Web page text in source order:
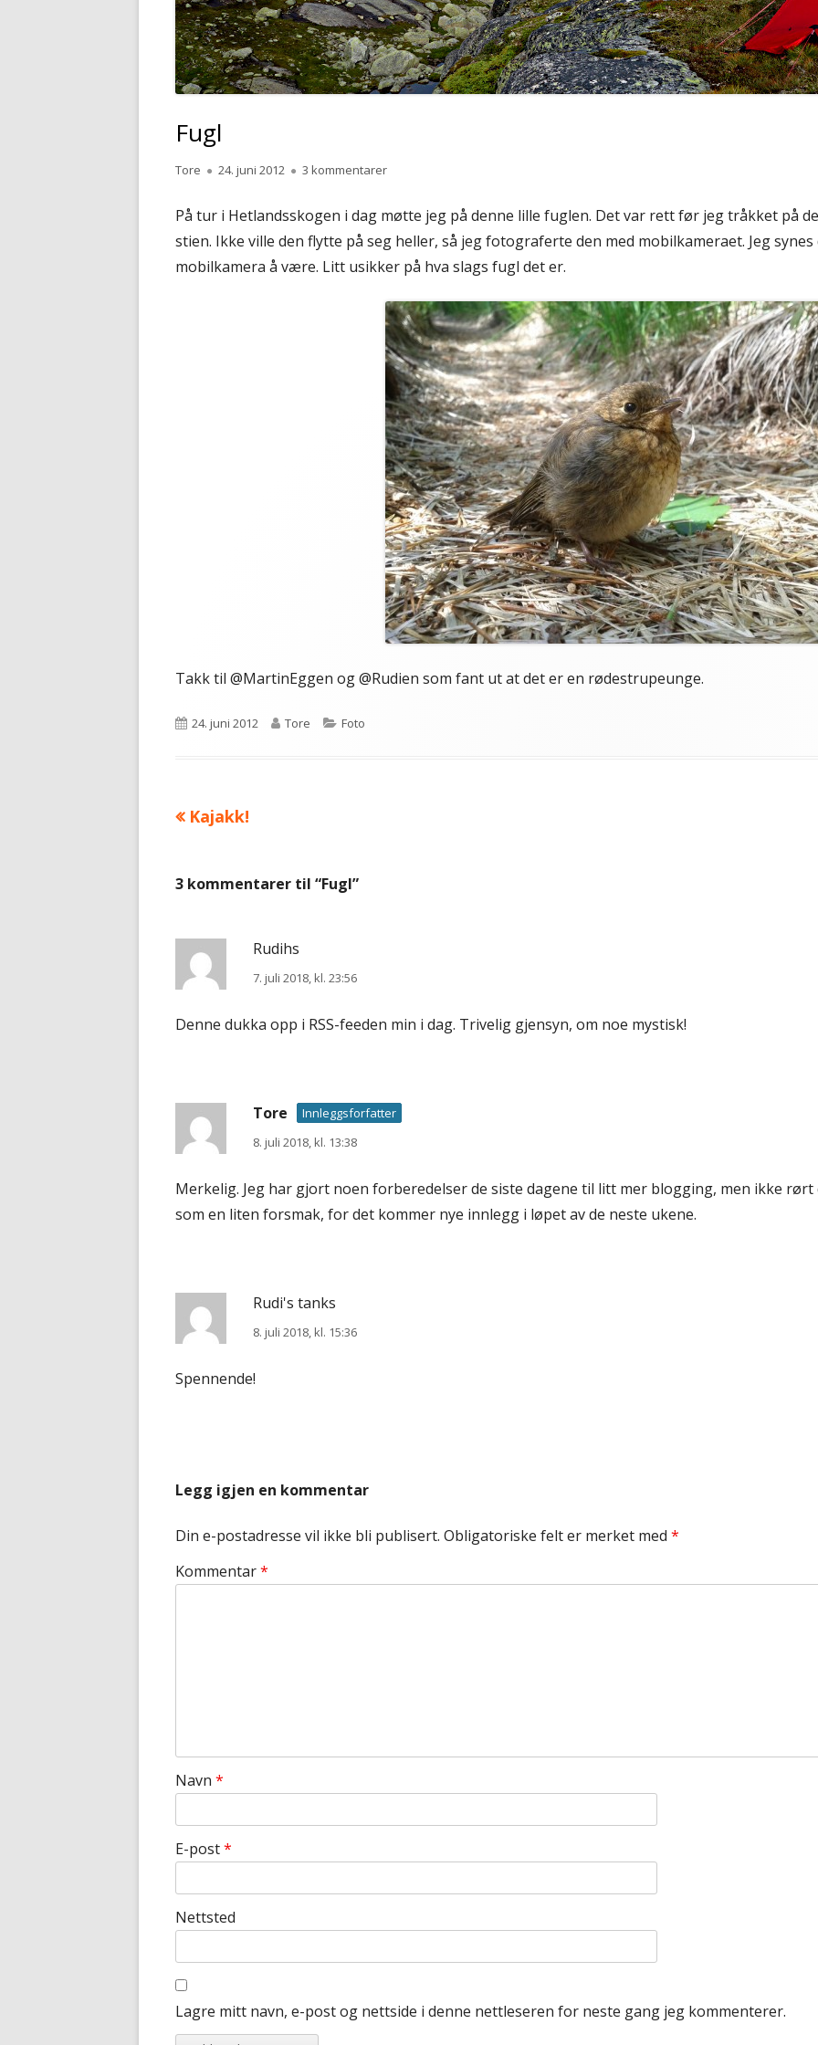
Fugl
Forfatter
Tore Publisert
24. juni 2012 3 kommentarertil Fugl
På tur i Hetlandsskogen i dag møtte jeg på denne lille fuglen. Det var rett før jeg tråkket på
stien. Ikke ville den flytte på seg heller, så jeg fotograferte den med mobilkameraet. Jeg
mobilkamera å være. Litt usikker på hva slags fugl det er.
Takk til @MartinEggen og @Rudien som fant ut at det er en rødestrupeunge.
Publisert
24. juni 2012 Forfatter
Tore Kategorier
Foto
Innleggsnavigasjon
Forrige
Kajakk!
3 kommentarer til “Fugl”
Rudihs
7. juli 2018, kl. 23:56
Denne dukka opp i RSS-feeden min i dag. Trivelig gjensyn, om noe mystisk!
Tore
Innleggsforfatter
8. juli 2018, kl. 13:38
Merkelig. Jeg har gjort noen forberedelser de siste dagene til litt mer blogging, men ikke
som en liten forsmak, for det kommer nye innlegg i løpet av de neste ukene.
Rudi's tanks
8. juli 2018, kl. 15:36
Spennende!
Legg igjen en kommentar
Din e-postadresse vil ikke bli publisert. Obligatoriske felt er merket med *
Kommentar*
Navn *
E-post*
Nettsted
Lagre mitt navn, e-post og nettside i denne nettleseren for neste gang jeg kommenterer.